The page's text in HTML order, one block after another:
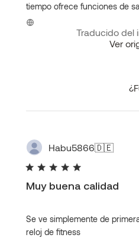
tiempo ofrece funciones de
Traducido del
Ver
Habu5866🇩🇪
Muy buena calidad
Se ve simplemente de
reloj de fitness